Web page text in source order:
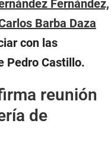
Fernández,
Barba Daza
con las
Pedro Castillo.
reunión
de